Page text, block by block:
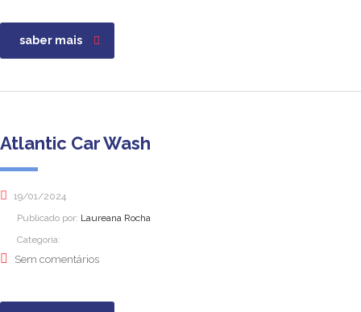
saber mais
Atlantic Car Wash
19/01/2024
Publicado por: Laureana Rocha
Categoria:
Sem comentários